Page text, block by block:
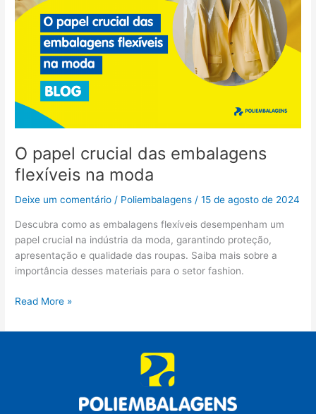
O papel crucial das embalagens
flexíveis na moda
Deixe um comentário / Poliembalagens/15 de agosto de 2024
Descubra como as embalagens flexíveis desempenham um
papel crucial na indústria da moda, garantindo proteção,
apresentação e qualidade das roupas. Saiba mais sobre a
importância desses materiais para o setor fashion.
Read More »